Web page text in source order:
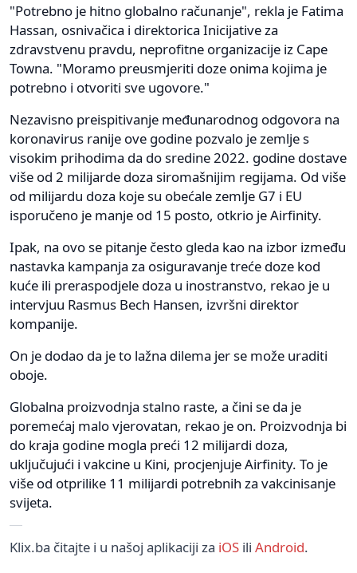
"Potrebno je hitno globalno računanje", rekla je Fatima
Hassan, osnivačica i direktorica Inicijative za
zdravstvenu pravdu, neprofitne organizacije iz Cape
Towna. "Moramo preusmjeriti doze onima kojima je
potrebno i otvoriti sve ugovore."
Nezavisno preispitivanje međunarodnog odgovora na
koronavirus ranije ove godine pozvalo je zemlje s
visokim prihodima da do sredine 2022. godine dostave
više od 2 milijarde doza siromašnijim regijama. Od više
od milijardu doza koje su obećale zemlje G7 i EU
isporučeno je manje od 15 posto, otkrio je Airfinity.
Ipak, na ovo se pitanje često gleda kao na izbor između
nastavka kampanja za osiguravanje treće doze kod
kuće ili preraspodjele doza u inostranstvo, rekao je u
intervjuu Rasmus Bech Hansen, izvršni direktor
kompanije.
On je dodao da je to lažna dilema jer se može uraditi
oboje.
Globalna proizvodnja stalno raste, a čini se da je
poremećaj malo vjerovatan, rekao je on. Proizvodnja bi
do kraja godine mogla preći 12 milijardi doza,
uključujući i vakcine u Kini, procjenjuje Airfinity. To je
više od otprilike 11 milijardi potrebnih za vakcinisanje
svijeta.
Klix.ba čitajte i u našoj aplikaciji za iOS ili Android.